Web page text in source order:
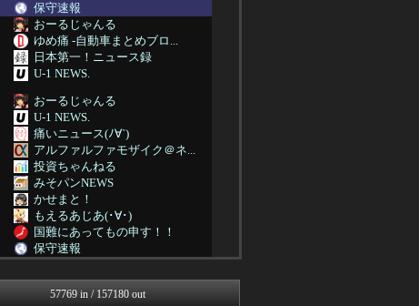
保守速報
おーるじゃんる
ゆめ痛 -自動車まとめブロ...
日本第一！ニュース録
U-1 NEWS.
おーるじゃんる
U-1 NEWS.
痛いニュース(ﾉ∀`)
アルファルファモザイク＠ネ...
投資ちゃんねる
みそパンNEWS
かせまと！
もえるあじあ(･∀･)
国難にあってもの申す！！
保守速報
かせまと！
政経ワロスまとめニュース♪
57769 in / 157180 out